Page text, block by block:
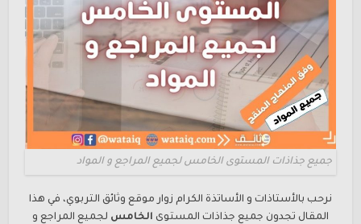
جميع جذاذات المستوى الخامس لجميع المراجع و المواد
نرحب بالأستاذات و الأساتذة الكرام زوار موقع وثائق التربوي، في هذا
المقال تجدون جميع جذاذات المستوى الخامس لجميع المراجع و